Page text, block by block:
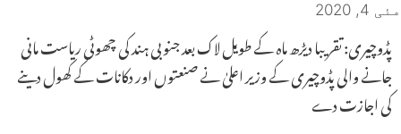
مئی 4, 2020
پڈوچیری: تقریبا دیڑھ ماہ کے طویل لاک بعد جنوبی ہند کی چھوٹی ریاست مانی
جانے والی پڈوچیری کے وزیر اعلیٰ نے صنعتوں اور دکانات کے کھول دینے
کی اجازت دے